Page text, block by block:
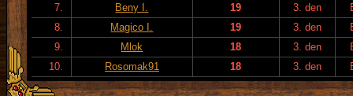
7.
Beny I. 19 3. den
8.
Magico I. 19 3. den
9.
Mlok 18 3. den
10.
Rosomak91 18 3. den